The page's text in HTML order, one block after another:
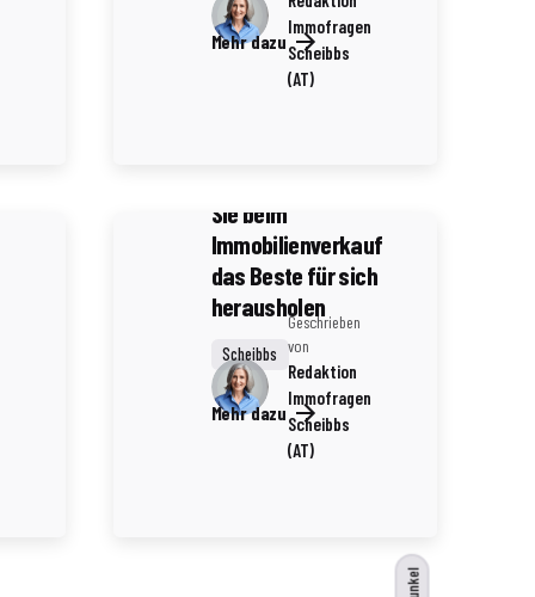
Dunkel
Immofragen
Scheibbs
(AT)
Mehr dazu
Geschrieben
von
Redaktion
Immofragen
Scheibbs
(AT)
Sie beim
Immobilienverkauf
das Beste für sich
herausholen
Scheibbs
Mehr dazu